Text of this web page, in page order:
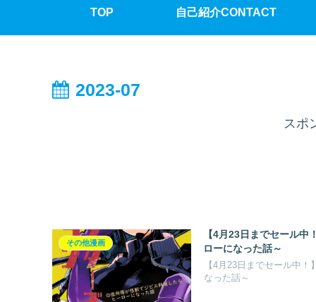
TOP 自己紹介CONTACT
2023-07
スポ
その他漫画
【4月23日までセール
ローになった話～
【4月23日までセール中
なった話～